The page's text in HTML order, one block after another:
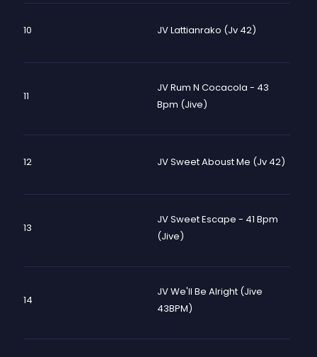
10 JV Lattianrako (Jv 42)
11
JV Rum N Cocacola - 43
Bpm (Jive)
12 JV Sweet Aboust Me (Jv 42)
13
JV Sweet Escape - 41 Bpm
(Jive)
14
JV We'll Be Alright (Jive
43BPM)